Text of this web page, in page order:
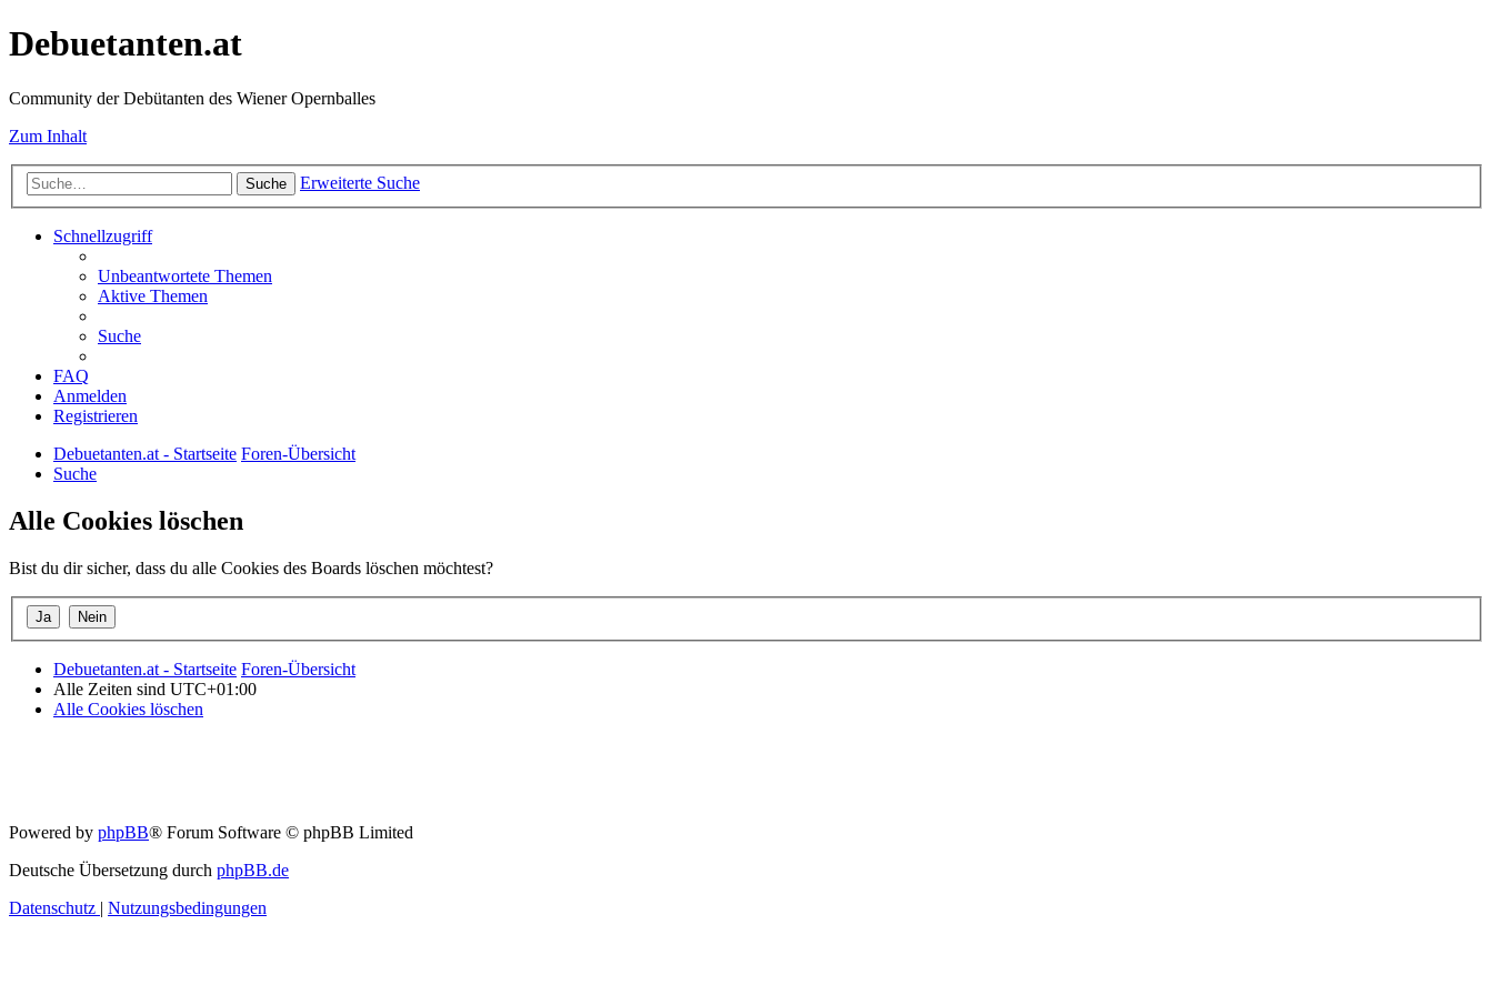
Debuetanten.at
Community der Debütanten des Wiener Opernballes
Zum Inhalt
Suche Erweiterte Suche
Schnellzugriff
Unbeantwortete Themen
Aktive Themen
Suche
FAQ
Anmelden
Registrieren
Debuetanten.at - Startseite Foren-Übersicht
Suche
Alle Cookies löschen
Bist du dir sicher, dass du alle Cookies des Boards löschen möchtest?
Debuetanten.at - Startseite Foren-Übersicht
Alle Zeiten sind UTC+01:00
Alle Cookies löschen
Powered by phpBB® Forum Software © phpBB Limited
Deutsche Übersetzung durch phpBB.de
Datenschutz | Nutzungsbedingungen